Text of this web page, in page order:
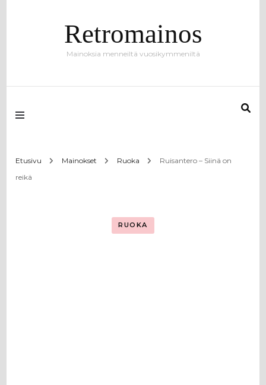
Retromainos
Mainoksia menneiltä vuosikymmeniltä
Etusivu Mainokset Ruoka
Ruisantero – Siinä on
reikä
RUOKA